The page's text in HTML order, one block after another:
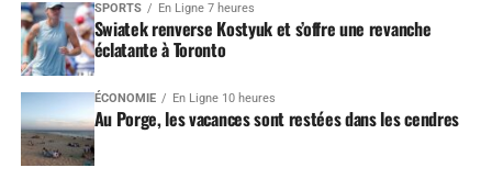
SPORTS En Ligne 7 heures
Swiatek renverse Kostyuk et s’offre une revanche
éclatante à Toronto
ÉCONOMIE En Ligne 10 heures
Au Porge, les vacances sont restées dans les cendres